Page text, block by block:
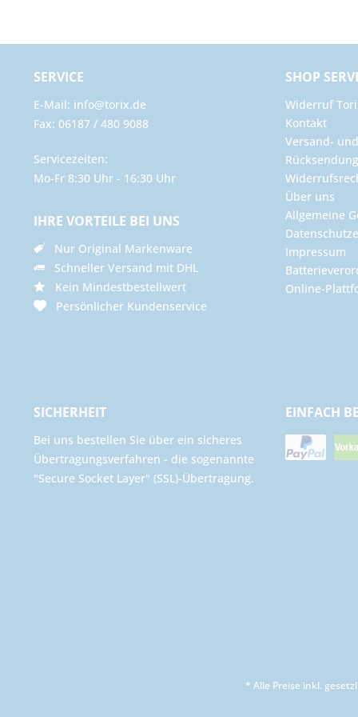
SERVICE
E-Mail: info@torix.de
Fax: 06187 / 480 9088
Servicezeiten:
Mo-Fr 8:30 Uhr - 16:30 Uhr
IHRE VORTEILE BEI UNS
Nur Original Markenware
Schneller Versand mit DHL
Kein Mindestbestellwert
Persönlicher Kundenservice
SHOP
Widerruf
Kontakt
Versand-
Rücksendung
Über uns
Allgemeine
Impressum
Online-
SICHERHEIT
Bei uns bestellen Sie über ein sicheres
Übertragungsverfahren - die sogenannte
"Secure Socket Layer" (SSL)-Übertragung.
EINFACH
* Alle Preise inkl.